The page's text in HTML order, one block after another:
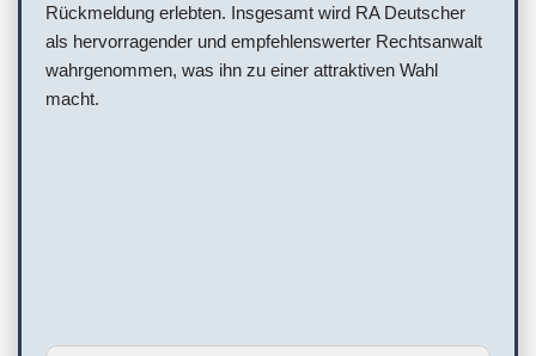
Rückmeldung erlebten. Insgesamt wird RA Deutscher
als hervorragender und empfehlenswerter Rechtsanwalt
wahrgenommen, was ihn zu einer attraktiven Wahl
macht.